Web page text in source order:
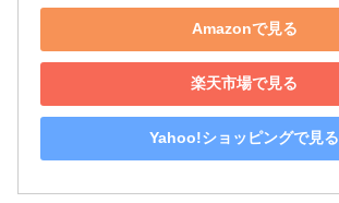
Amazonで見る
楽天市場で見る
Yahoo!ショッピングで見る